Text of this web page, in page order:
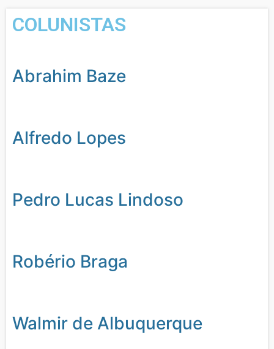
COLUNISTAS
Abrahim Baze
Alfredo Lopes
Pedro Lucas Lindoso
Robério Braga
Walmir de Albuquerque